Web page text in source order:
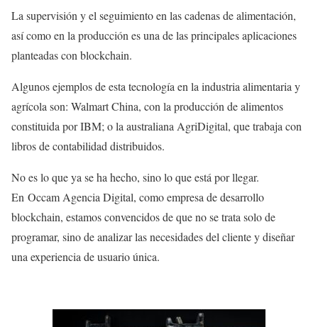
La supervisión y el seguimiento en las cadenas de alimentación,
así como en la producción es una de las principales aplicaciones
planteadas con blockchain.
Algunos ejemplos de esta tecnología en la industria alimentaria y
agrícola son: Walmart China, con la producción de alimentos
constituida por IBM; o la australiana AgriDigital, que trabaja con
libros de contabilidad distribuidos.
No es lo que ya se ha hecho, sino lo que está por llegar.
En Occam Agencia Digital, como empresa de desarrollo
blockchain, estamos convencidos de que no se trata solo de
programar, sino de analizar las necesidades del cliente y diseñar
una experiencia de usuario única.